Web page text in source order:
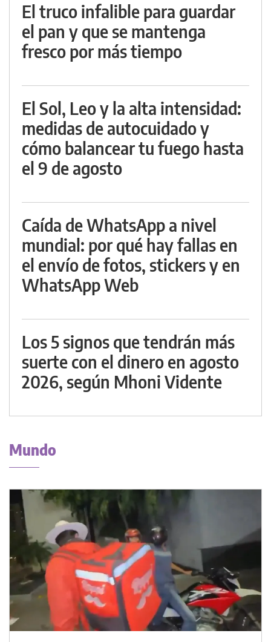
El truco infalible para guardar
el pan y que se mantenga
fresco por más tiempo
El Sol, Leo y la alta intensidad:
medidas de autocuidado y
cómo balancear tu fuego hasta
el 9 de agosto
Caída de WhatsApp a nivel
mundial: por qué hay fallas en
el envío de fotos, stickers y en
WhatsApp Web
Los 5 signos que tendrán más
suerte con el dinero en agosto
2026, según Mhoni Vidente
Mundo